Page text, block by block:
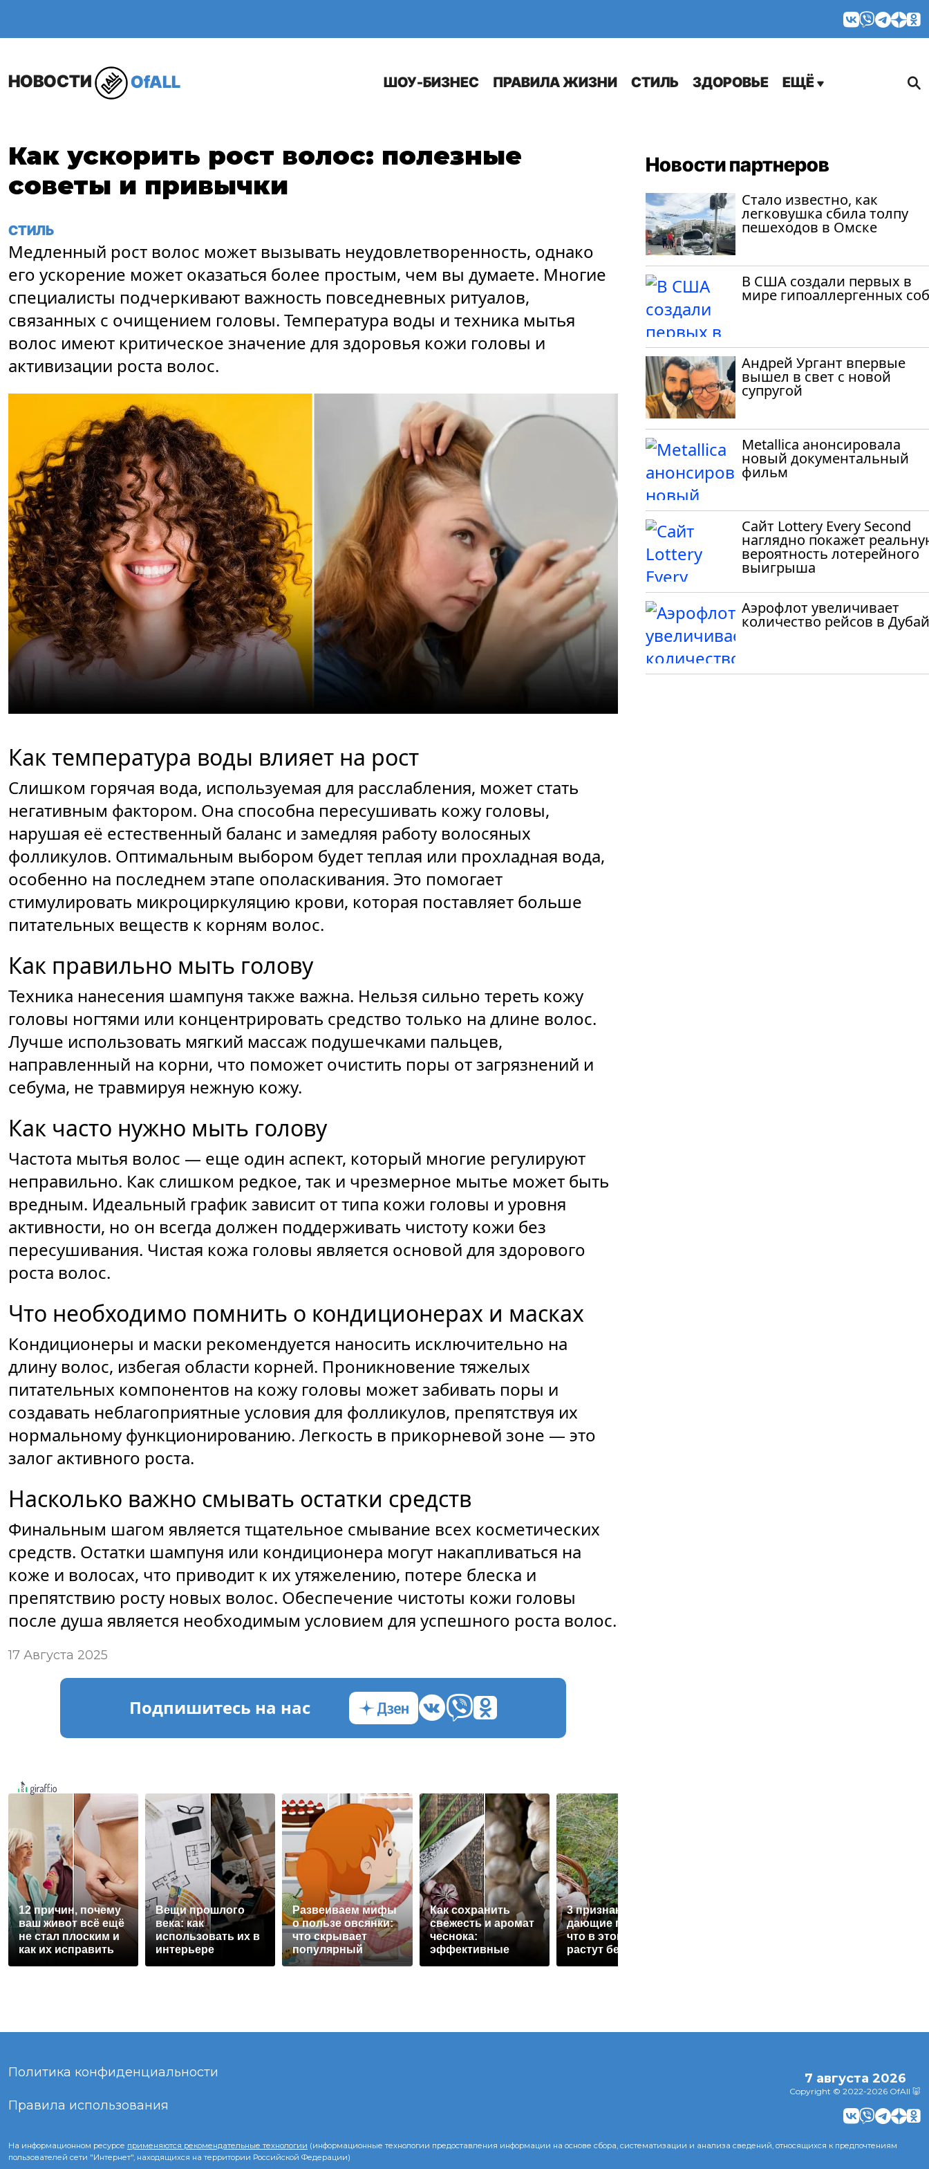
НОВОСТИ OfALL ШОУ-БИЗНЕС ПРАВИЛА ЖИЗНИ СТИЛЬ ЗДОРОВЬЕ ЕЩЁ
Как ускорить рост волос: полезные
советы и привычки
СТИЛЬ
Медленный рост волос может вызывать неудовлетворенность, однако
его ускорение может оказаться более простым, чем вы думаете. Многие
специалисты подчеркивают важность повседневных ритуалов,
связанных с очищением головы. Температура воды и техника мытья
волос имеют критическое значение для здоровья кожи головы и
активизации роста волос.
Как температура воды влияет на рост
Слишком горячая вода, используемая для расслабления, может стать
негативным фактором. Она способна пересушивать кожу головы,
нарушая её естественный баланс и замедляя работу волосяных
фолликулов. Оптимальным выбором будет теплая или прохладная вода,
особенно на последнем этапе ополаскивания. Это помогает
стимулировать микроциркуляцию крови, которая поставляет больше
питательных веществ к корням волос.
Как правильно мыть голову
Техника нанесения шампуня также важна. Нельзя сильно тереть кожу
головы ногтями или концентрировать средство только на длине волос.
Лучше использовать мягкий массаж подушечками пальцев,
направленный на корни, что поможет очистить поры от загрязнений и
себума, не травмируя нежную кожу.
Как часто нужно мыть голову
Частота мытья волос — еще один аспект, который многие регулируют
неправильно. Как слишком редкое, так и чрезмерное мытье может быть
вредным. Идеальный график зависит от типа кожи головы и уровня
активности, но он всегда должен поддерживать чистоту кожи без
пересушивания. Чистая кожа головы является основой для здорового
роста волос.
Что необходимо помнить о кондиционерах и масках
Кондиционеры и маски рекомендуется наносить исключительно на
длину волос, избегая области корней. Проникновение тяжелых
питательных компонентов на кожу головы может забивать поры и
создавать неблагоприятные условия для фолликулов, препятствуя их
нормальному функционированию. Легкость в прикорневой зоне — это
залог активного роста.
Насколько важно смывать остатки средств
Финальным шагом является тщательное смывание всех косметических
средств. Остатки шампуня или кондиционера могут накапливаться на
коже и волосах, что приводит к их утяжелению, потере блеска и
препятствию росту новых волос. Обеспечение чистоты кожи головы
после душа является необходимым условием для успешного роста волос.
17 Августа 2025
Подпишитесь на нас
12 причин, почему
ваш живот всё ещё
не стал плоским и
как их исправить
Вещи прошлого
века: как
использовать их в
интерьере
Развеиваем мифы
о пользе овсянки:
что скрывает
популярный
завтрак
Как сохранить
свежесть и аромат
чеснока:
эффективные
3 признака,
дающие понять,
что в этом лесу
растут белые
Новости партнеров
Стало известно, как
легковушка сбила толпу
пешеходов в Омске
В США создали первых в
мире гипоаллергенных
Андрей Ургант впервые
вышел в свет с новой
супругой
Metallica анонсировала
новый документальный
фильм
Сайт Lottery Every Second
наглядно покажет
вероятность лотерейного
выигрыша
Аэрофлот увеличивает
количество рейсов в Дубай
Политика конфиденциальности
Правила использования
7 августа 2026
Copyright © 2022-2026 OfAll 🐷
На информационном ресурсе применяются рекомендательные технологии (информационные технологии предоставления информации на основе сбора, систематизации и анализа сведений, относящихся к предпочтениям
пользователей сети "Интернет", находящихся на территории Российской Федерации)